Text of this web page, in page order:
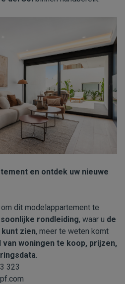
en ontdek uw nieuwe
om dit modelappartement te
rondleiding, waar u de
zien, meer te weten komt
van woningen te koop, prijzen,
.
323